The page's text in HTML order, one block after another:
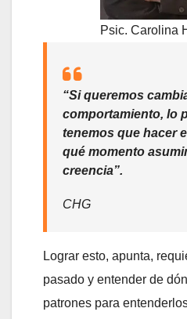
Psic. Carolina
“Si queremos
comportamiento, lo
tenemos que hacer
qué momento
creencia”.
CHG
Lograr esto, apunta,
pasado y entender de
patrones para